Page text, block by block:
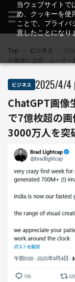
当ウェブサイトで
め、クッキーを使
ことで、プライバ
意したことになり
Top ビジネス
の画像が生成 ユーザー
ビジネス 2025/4/4
ChatGPT画像
で7億枚超の
3000万人を突